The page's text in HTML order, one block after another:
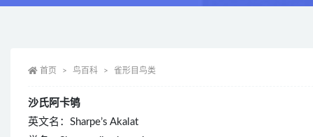
首页 鸟百科 雀形目鸟类
沙氏阿卡鸲
英文名：Sharpe’s Akalat